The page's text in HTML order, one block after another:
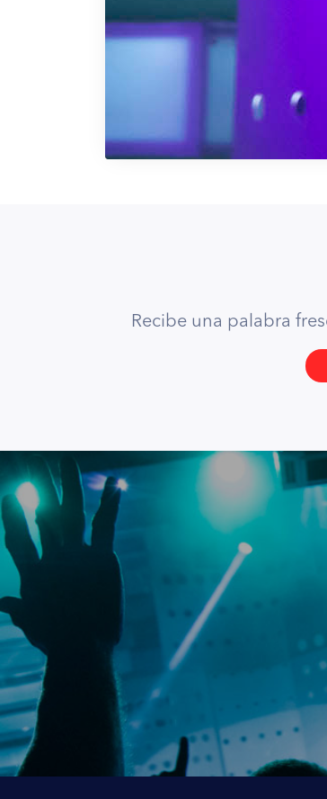
Recibe una palabra